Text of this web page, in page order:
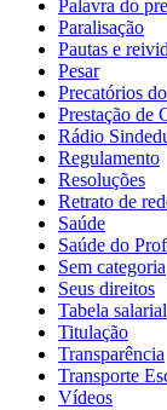
Palavra do
Paralisação
Pautas e
Pesar
Precatórios
Prestação de
Rádio
Regulamento
Resoluções
Retrato de
Saúde
Saúde do
Sem categoria
Seus direitos
Tabela salarial
Titulação
Transparência
Transporte
Vídeos